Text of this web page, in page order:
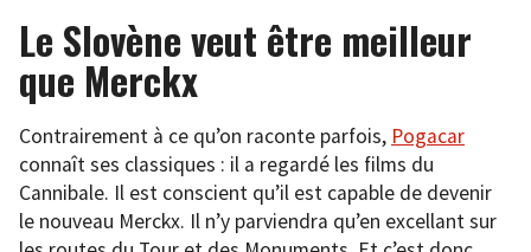
Le Slovène veut être meilleur
que Merckx
Contrairement à ce qu’on raconte parfois, Pogacar
connaît ses classiques : il a regardé les films du
Cannibale. Il est conscient qu’il est capable de devenir
le nouveau Merckx. Il n’y parviendra qu’en excellant sur